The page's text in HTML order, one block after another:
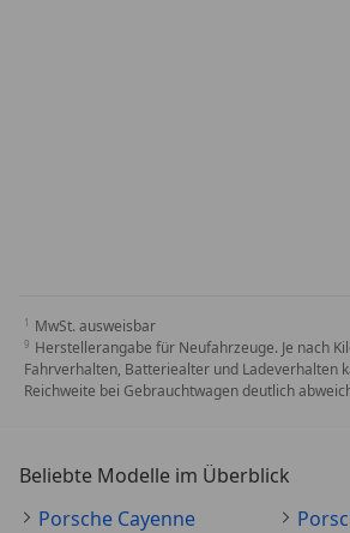
MwSt. ausweisbar
Herstellerangabe für Neufahrzeuge. Je nach
Fahrverhalten, Batteriealter und Ladeverhalten
Reichweite bei Gebrauchtwagen deutlich
Beliebte Modelle im Überblick
Porsche Cayenne